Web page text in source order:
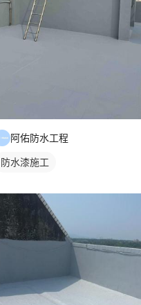
阿佑防水工程
防水漆施工